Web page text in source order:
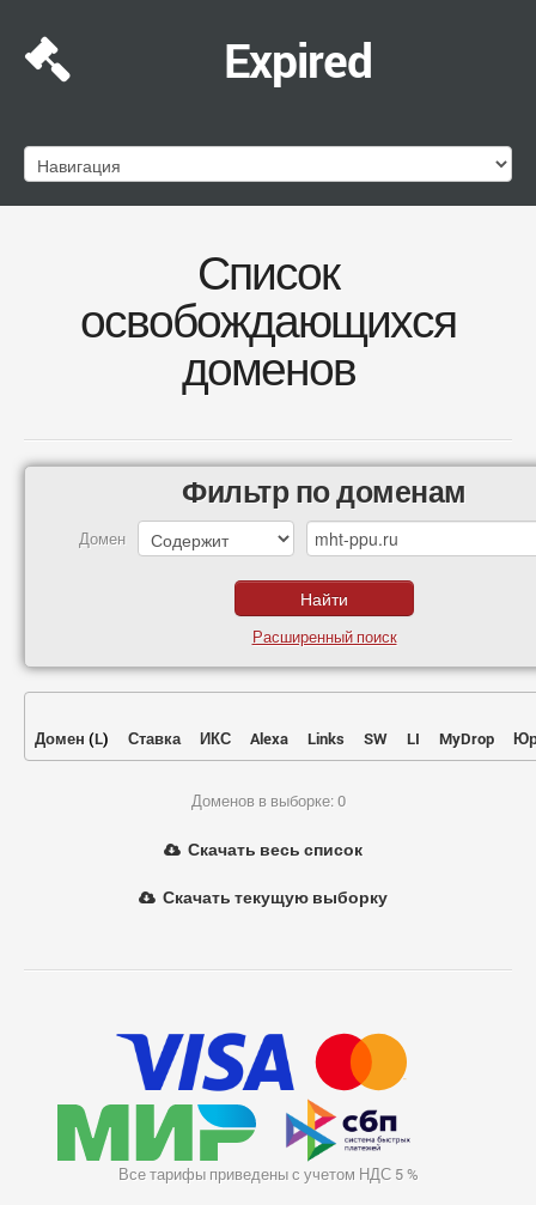
Expired
Список
освобождающихся
доменов
Фильтр по доменам
Домен
Расширенный поиск
Домен (L) Ставка ИКС Alexa Links SW LI MyDrop
Доменов в выборке: 0
Скачать весь список
Скачать текущую выборку
Все тарифы приведены с учетом НДС 5 %